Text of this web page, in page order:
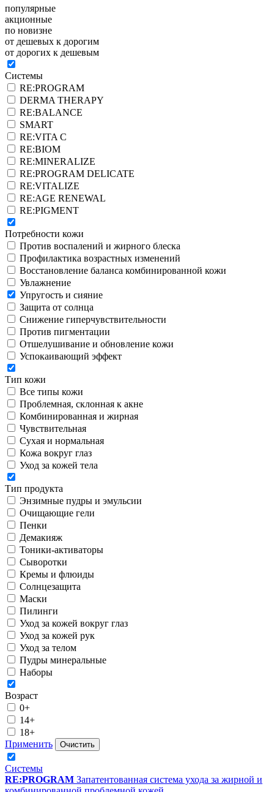
популярные
акционные
по новизне
от дешевых к дорогим
от дорогих к дешевым
Системы
RE:PROGRAM
DERMA THERAPY
RE:BALANCE
SMART
RE:VITA C
RE:BIOM
RE:MINERALIZE
RE:PROGRAM DELICATE
RE:VITALIZE
RE:AGE RENEWAL
RE:PIGMENT
Потребности кожи
Против воспалений и жирного блеска
Профилактика возрастных изменений
Восстановление баланса комбинированной кожи
Увлажнение
Упругость и сияние
Защита от солнца
Снижение гиперчувствительности
Против пигментации
Отшелушивание и обновление кожи
Успокаивающий эффект
Тип кожи
Все типы кожи
Проблемная, склонная к акне
Комбинированная и жирная
Чувствительная
Сухая и нормальная
Кожа вокруг глаз
Уход за кожей тела
Тип продукта
Энзимные пудры и эмульсии
Очищающие гели
Пенки
Демакияж
Тоники-активаторы
Сыворотки
Кремы и флюиды
Солнцезащита
Маски
Пилинги
Уход за кожей вокруг глаз
Уход за кожей рук
Уход за телом
Пудры минеральные
Наборы
Возраст
0+
14+
18+
Применить
Очистить
Системы
RE:PROGRAM Запатентованная система ухода за жирной и